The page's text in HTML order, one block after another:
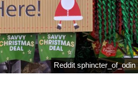
Reddit sphincter_of_odin